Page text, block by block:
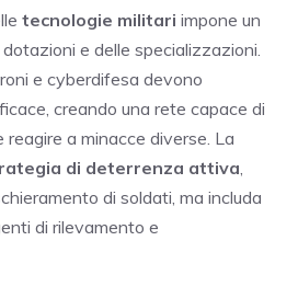
tecnologie militari impone un
e delle specializzazioni.
e cyberdifesa devono
creando una rete capace di
a minacce diverse. La
di deterrenza attiva,
di soldati, ma includa
di rilevamento e